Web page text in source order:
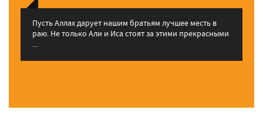
Пусть Аллах дарует нашим братьям лучшее месть в
раю. Не только Али и Иса стоят за этими прекрасными
...